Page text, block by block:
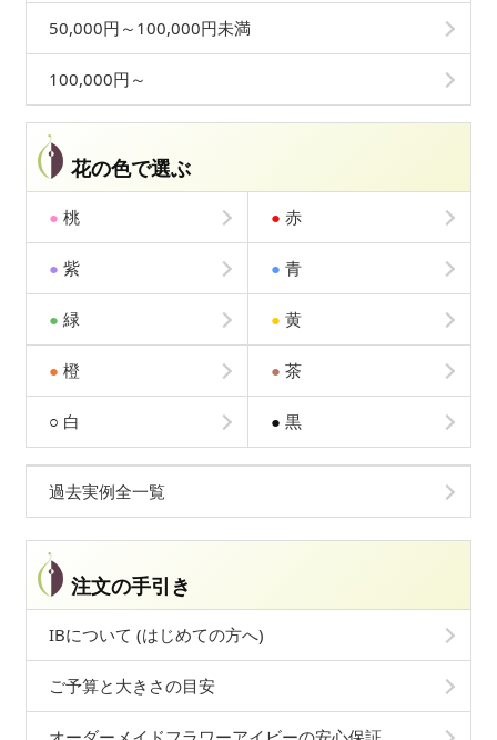
50,000円～100,000円未満
100,000円～
花の色で選ぶ
● 桃 ● 赤
● 紫 ● 青
● 緑 ● 黄
● 橙 ● 茶
○ 白 ● 黒
過去実例全一覧
注文の手引き
IBについて (はじめての方へ)
ご予算と大きさの目安